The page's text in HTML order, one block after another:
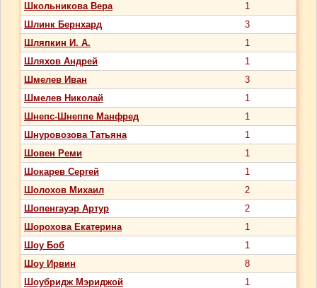
Школьникова Вера
1
Шлинк Бернхард
3
Шляпкин И. А.
1
Шляхов Андрей
1
Шмелев Иван
3
Шмелев Николай
1
Шнепс-Шнеппе Манфред
1
Шнуровозова Татьяна
1
Шовен Реми
1
Шокарев Сергей
1
Шолохов Михаил
2
Шопенгауэр Артур
2
Шорохова Екатерина
1
Шоу Боб
1
Шоу Ирвин
8
Шоубридж Мэриджой
1